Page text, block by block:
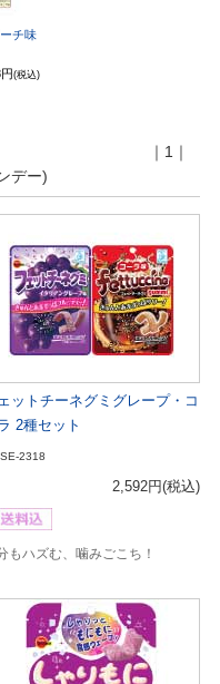
チ味
(税込)
｜1｜
デー)
ットチーネグミグレープ・コ
2種セット
2318
2,592円(税込)
もハズむ、噛みごこち！